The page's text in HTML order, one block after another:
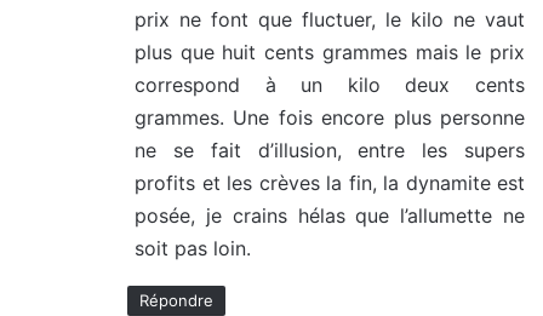
prix ne font que fluctuer, le kilo ne vaut
plus que huit cents grammes mais le prix
correspond à un kilo deux cents
grammes. Une fois encore plus personne
ne se fait d’illusion, entre les supers
profits et les crèves la fin, la dynamite est
posée, je crains hélas que l’allumette ne
soit pas loin.
Répondre